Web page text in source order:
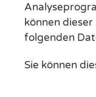
können
folgenden
Sie können